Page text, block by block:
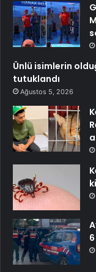
Ünlü isimlerin
tutuklandı
Ağustos 5, 2026